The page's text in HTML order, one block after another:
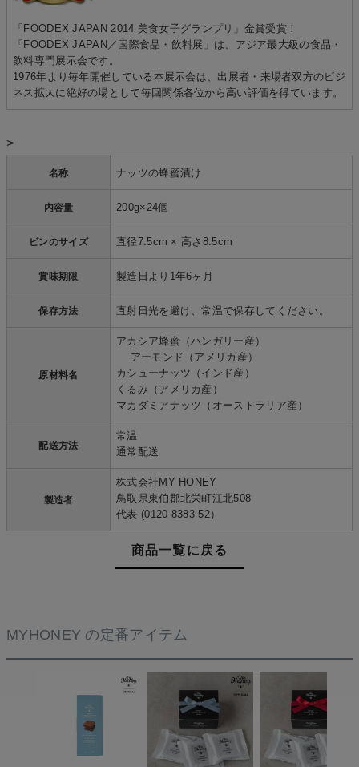
「FOODEX JAPAN 2014 美食女子グランプリ」金賞受賞！
「FOODEX JAPAN／国際食品・飲料展」は、アジア最大級の食品・
飲料専門展示会です。
1976年より毎年開催している本展示会は、出展者・来場者双方のビジ
ネス拡大に絶好の場として毎回関係各位から高い評価を得ています。
>
名称 ナッツの蜂蜜漬け
内容量 200g×24個
ビンのサイズ 直径7.5cm × 高さ8.5cm
賞味期限 製造日より1年6ヶ月
保存方法 直射日光を避け、常温で保存してください。
原材料名
アカシア蜂蜜（ハンガリー産）
アーモンド（アメリカ産）
カシューナッツ（インド産）
くるみ（アメリカ産）
マカダミアナッツ（オーストラリア産）
配送方法
常温
通常配送
製造者
株式会社MY HONEY
鳥取県東伯郡北栄町江北508
代表 (0120-8383-52）
商品一覧に戻る
MYHONEY の定番アイテム